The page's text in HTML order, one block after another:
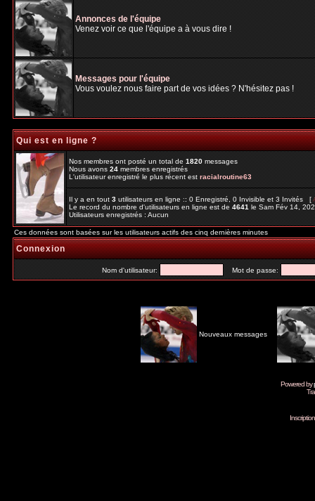
Annonces de l'équipe
Venez voir ce que l'équipe a à vous dire !
Messages pour l'équipe
Vous voulez nous faire part de vos idées ? N'hésitez pas !
Qui est en ligne ?
Nos membres ont posté un total de1820messages
Nous avons24membres enregistrés
L'utilisateur enregistré le plus récent estracialroutine63
Il y a en tout3utilisateurs en ligne :: 0 Enregistré, 0 Invisible et 3 Invités [
Le record du nombre d'utilisateurs en ligne est de4641le Sam Fév 14,
Utilisateurs enregistrés : Aucun
Ces données sont basées sur les utilisateurs actifs des cinq dernières minutes
Connexion
Nom d'utilisateur: Mot de passe:
Nouveaux messages
Powered by